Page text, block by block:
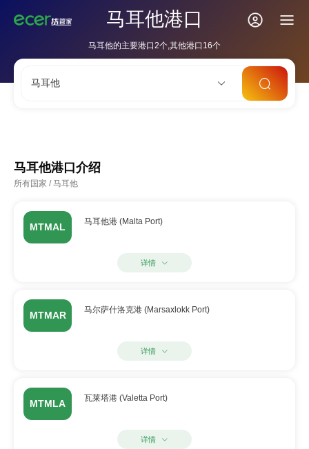
马耳他港口
马耳他的主要港口2个,其他港口16个
马耳他
马耳他港口介绍
所有国家 /马耳他
MTMAL 马耳他港 (Malta Port)
详情
MTMAR 马尔萨什洛克港 (Marsaxlokk Port)
详情
MTMLA 瓦莱塔港 (Valetta Port)
详情